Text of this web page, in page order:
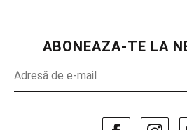
ABONEAZA-TE LA